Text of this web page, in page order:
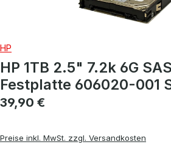
HP
HP 1TB 2.5" 7.2k 6G
Festplatte 606020-001
Regulärer Preis:
39,90 €
Preise inkl. MwSt. zzgl. Versandkosten